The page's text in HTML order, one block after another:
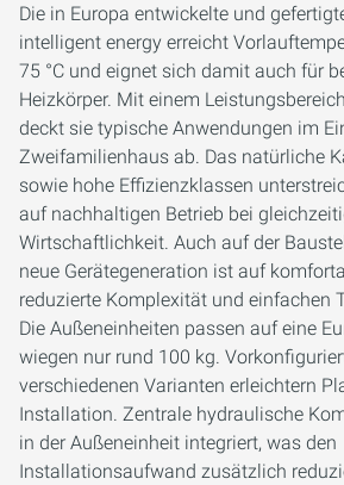
Die in Europa entwickelte und
intelligent energy erreicht
75 °C und eignet sich damit auch für
Heizkörper. Mit einem
deckt sie typische Anwendungen im
Zweifamilienhaus ab. Das natürliche
sowie hohe Effizienzklassen
auf nachhaltigen Betrieb bei
Wirtschaftlichkeit. Auch auf der
neue Gerätegeneration ist auf
reduzierte Komplexität und einfachen
Die Außeneinheiten passen auf eine
wiegen nur rund 100 kg.
verschiedenen Varianten erleichtern
Installation. Zentrale hydraulische
in der Außeneinheit integriert, was den
Installationsaufwand zusätzlich